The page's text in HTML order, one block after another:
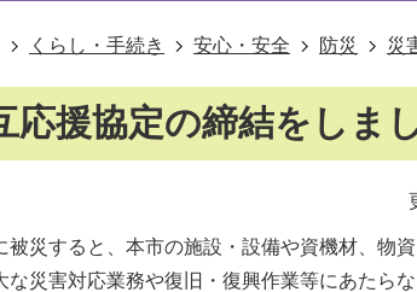
くらし・手続き 安心・安全 防災 災
応援協定の締結をしま
被災すると、本市の施設・設備や資機材、物
な災害対応業務や復旧・復興作業等にあたら